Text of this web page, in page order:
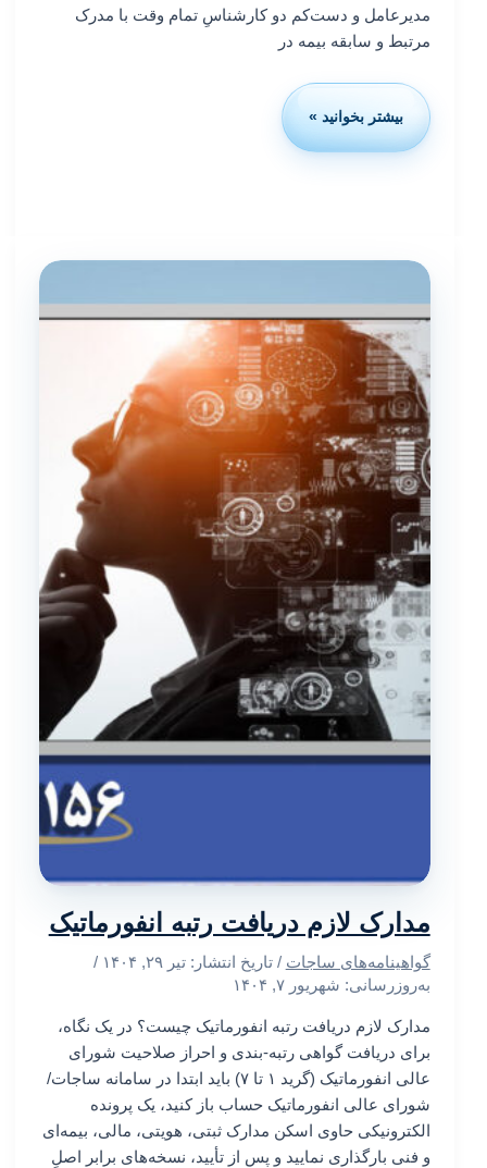
مدیرعامل و دست‌کم دو کارشناسِ تمام وقت با مدرک
مرتبط و سابقه بیمه در
شرایط
اخذ
بیشتر بخوانید »
مدارک لازم دریافت رتبه انفورماتیک
گواهینامه‌های ساجات/ تاریخ انتشار: تیر ۲۹, ۱۴۰۴
/
به‌روزرسانی: شهریور ۷, ۱۴۰۴
مدارک لازم دریافت رتبه انفورماتیک چیست؟ در یک نگاه،
برای دریافت گواهی رتبه-بندی و احراز صلاحیت شورای
عالی انفورماتیک (گرید ۱ تا ۷) باید ابتدا در سامانه ساجات/
شورای عالی انفورماتیک حساب باز کنید، یک پرونده
الکترونیکی حاوی اسکن مدارک ثبتی، هویتی، مالی، بیمه‌ای
و فنی بارگذاری نمایید و پس از تأیید، نسخه‌های برابر اصلِ